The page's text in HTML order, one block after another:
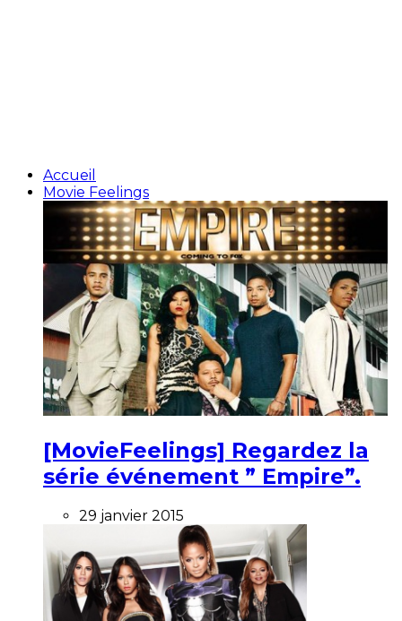
Accueil
Movie Feelings
[MovieFeelings] Regardez la
série événement ” Empire”.
29 janvier 2015